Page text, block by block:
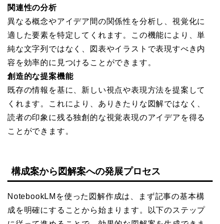
関連性の分析
異なる概念やアイデア間の関係性を分析し、視覚化に
適した要素を特定してくれます。この機能により、単
純な文字列ではなく、図表やイラストで表現すべき内
容を効率的に見つけることができます。
創造的な提案機能
既存の情報を基に、新しい視点や表現方法を提案して
くれます。これにより、ありきたりな図解ではなく、
読者の印象に残る独創的な視覚表現のアイデアを得る
ことができます。
構成案から図解案への発展プロセス
NotebookLMを使った図解作成は、まず記事の基本構
成を明確にすることから始まります。以下のステップ